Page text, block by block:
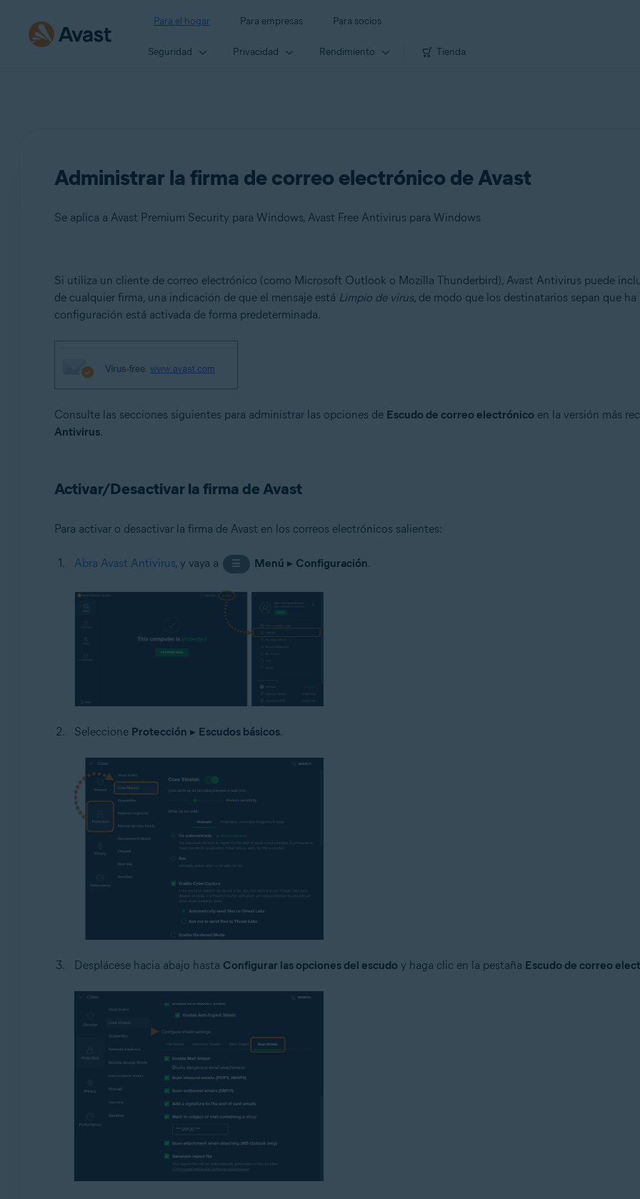
Para el hogar Para empresas Para socios
Seguridad Privacidad Rendimiento Tienda
Administrar la firma de correo electrónico de Avast
Se aplica a Avast Premium Security para Windows, Avast Free Antivirus para Windows
Productos:
Avast Premium Security 23.x para Windows
Avast Free Antivirus 23.x para Windows
Microsoft Windows 11 Home/Pro/Enterprise/Education
Microsoft Windows 10 Home/Pro/Enterprise/Education - 32 o 64 bits
Microsoft Windows 8/Pro/Enterprise - 32 o 64 bits
Microsoft Windows 7 Home Basic/Home Premium/Professional/Enterprise/Ultimate - Service Pack 1 con Convenient Rollup
Si utiliza un cliente de correo electrónico (como Microsoft Outlook o Mozilla Thunderbird), Avast Antivirus puede
de cualquier firma, una indicación de que el mensaje está Limpio de virus, de modo que los destinatarios sepan que
configuración está activada de forma predeterminada.
Consulte las secciones siguientes para administrar las opciones de Escudo de correo electrónico en la versión más
Antivirus.
Activar/Desactivar la firma de Avast
Para activar o desactivar la firma de Avast en los correos electrónicos salientes:
Abra Avast Antivirus, y vaya a ☰ Menú ▸ Configuración.
Seleccione Protección ▸ Escudos básicos.
Desplácese hacia abajo hasta Configurar las opciones del escudo y haga clic en la pestaña Escudo de correo